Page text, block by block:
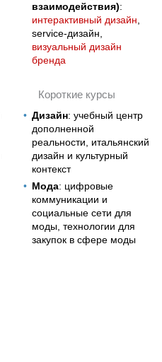
взаимодействия):
интерактивный дизайн
service-дизайн,
визуальный дизайн
бренда
Короткие курсы
Дизайн: учебный центр
дополненной
реальности, итальянский
дизайн и культурный
контекст
Мода: цифровые
коммуникации и
социальные сети для
моды, технологии для
закупок в сфере моды